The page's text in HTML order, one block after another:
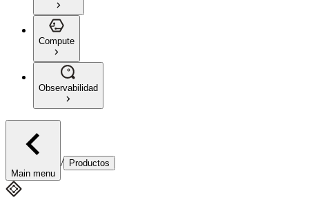
Compute
Observabilidad
Main menu
/ Productos